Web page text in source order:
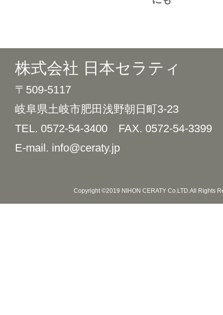
株式会社 日本セラティ
〒509-5117
岐阜県土岐市肥田浅野朝日町3-23
TEL. 0572-54-3400 FAX. 0572-54-3399
E-mail. info@ceraty.jp
Copyright ©2019 NIHON CERATY Co.LTD.All Rights